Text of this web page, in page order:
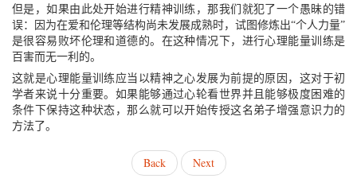
但是，如果由此处开始进行精神训练，那我们就犯了一个愚昧的错
误：因为在爱和伦理等结构尚未发展成熟时，试图修炼出“个人力量”
是很容易败坏伦理和道德的。在这种情况下，进行心理能量训练是
百害而无一利的。
这就是心理能量训练应当以精神之心发展为前提的原因，这对于初
学者来说十分重要。如果能够通过心轮看世界并且能够极度困难的
条件下保持这种状态，那么就可以开始传授这名弟子增强意识力的
方法了。
Back Next